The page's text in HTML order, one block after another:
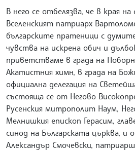
В него се отбелязва, че в края
Вселенският патриарх
българските пратеници с
чувства на искрена обич и
приветстваме в града на
Акатистния химн, в града на
официална делегация на
състояща се от Негово
Русенския митрополит Наум,
Мелнишкия епископ Герасим,
синод на Българската църква, и
Александър Смочевски,